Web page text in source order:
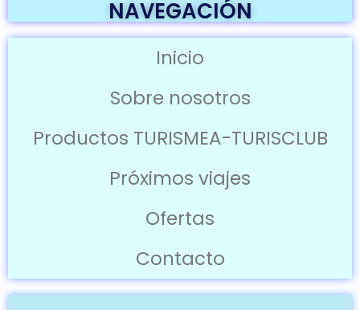
NAVEGACIÓN
Inicio
Sobre nosotros
Productos TURISMEA-TURISCLUB
Próximos viajes
Ofertas
Contacto